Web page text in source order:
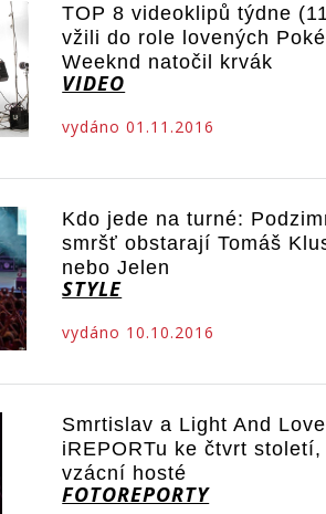
TOP 8 videoklipů týdne
vžili do role lovených
Weeknd natočil krvák
VIDEO
vydáno 01.11.2016
Kdo jede na turné:
smršť obstarají Tomáš
nebo Jelen
STYLE
vydáno 10.10.2016
Smrtislav a Light And
iREPORTu ke čtvrt
vzácní hosté
FOTOREPORTY